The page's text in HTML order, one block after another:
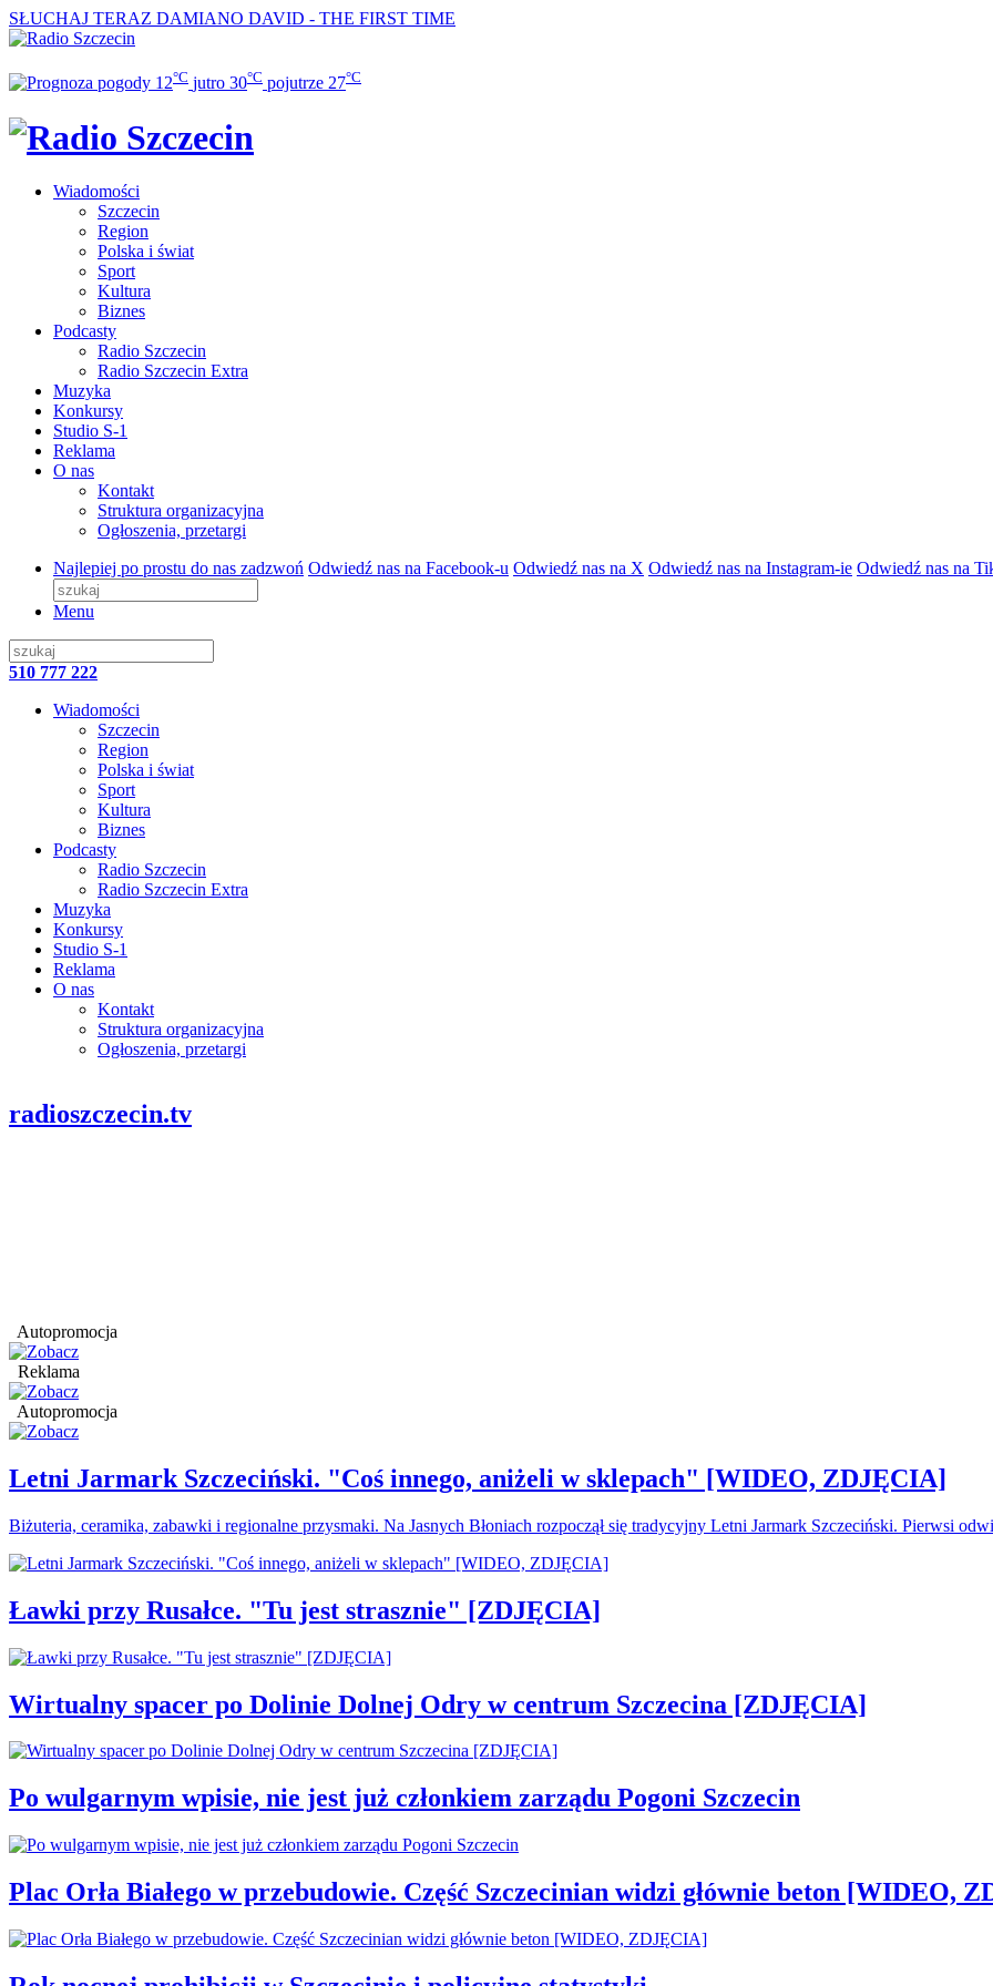
SŁUCHAJ TERAZ DAMIANO DAVID - THE FIRST TIME
12°C jutro 30°C pojutrze 27°C
Wiadomości
Szczecin
Region
Polska i świat
Sport
Kultura
Biznes
Podcasty
Radio Szczecin
Radio Szczecin Extra
Muzyka
Konkursy
Studio S-1
Reklama
O nas
Kontakt
Struktura organizacyjna
Ogłoszenia, przetargi
Najlepiej po prostu do nas zadzwoń Odwiedź nas na Facebook-u Odwiedź nas na X Odwiedź nas na Instagram-ie Odwiedź nas na
Menu
510 777 222
Wiadomości
Szczecin
Region
Polska i świat
Sport
Kultura
Biznes
Podcasty
Radio Szczecin
Radio Szczecin Extra
Muzyka
Konkursy
Studio S-1
Reklama
O nas
Kontakt
Struktura organizacyjna
Ogłoszenia, przetargi
radioszczecin.tv
Autopromocja
Reklama
Autopromocja
Letni Jarmark Szczeciński. "Coś innego, aniżeli w sklepach" [WIDEO, ZDJĘCIA]
Biżuteria, ceramika, zabawki i regionalne przysmaki. Na Jasnych Błoniach rozpoczął się tradycyjny Letni Jarmark Szczeciński. Pierwsi
Ławki przy Rusałce. "Tu jest strasznie" [ZDJĘCIA]
Wirtualny spacer po Dolinie Dolnej Odry w centrum Szczecina [ZDJĘCIA]
Po wulgarnym wpisie, nie jest już członkiem zarządu Pogoni Szczecin
Plac Orła Białego w przebudowie. Część Szczecinian widzi głównie beton [WIDEO,